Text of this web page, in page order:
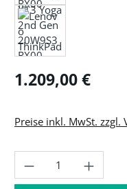
Regulärer Preis:
1.209,00 €
Preise inkl. MwSt. zzgl.
Produkt